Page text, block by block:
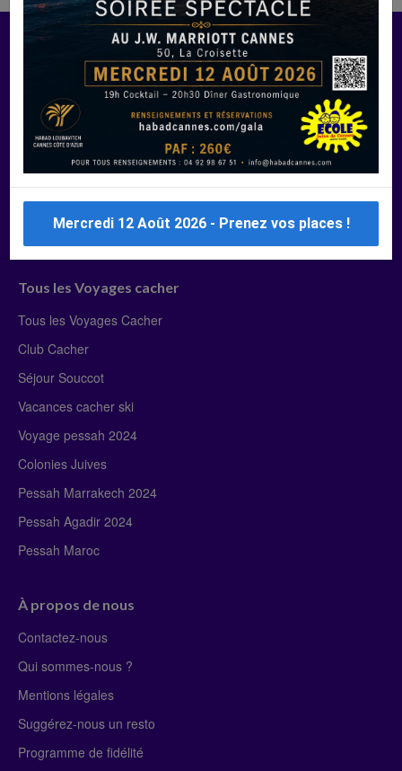
Manger Cacher
Liste des restaurants cacher
Restaurants cacher à Paris
Restaurants cacher à Deauville
Restaurants cacher à Lyon
Restaurants cacher à Marseille
Restaurants cacher Dubaï
Tous les Voyages cacher
Tous les Voyages Cacher
Club Cacher
Séjour Souccot
Vacances cacher ski
Voyage pessah 2024
Colonies Juives
Pessah Marrakech 2024
Pessah Agadir 2024
Pessah Maroc
À propos de nous
Contactez-nous
Qui sommes-nous ?
Mentions légales
Suggérez-nous un resto
Programme de fidélité
Mercredi 12 Août 2026 - Prenez vos places !